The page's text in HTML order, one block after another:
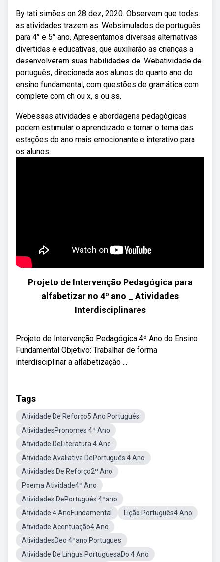
By tati simões on 28 dez, 2020. Observem que todas
as atividades trazem as. Websimulados de português
para 4° e 5° ano. Apresentamos diversas alternativas
divertidas e educativas, que auxiliarão as crianças a
desenvolverem suas habilidades de. Webatividade de
português, direcionada aos alunos do quarto ano do
ensino fundamental, com questões de gramática com
complete com ch ou x, s ou ss.
Webessas atividades e abordagens pedagógicas
podem estimular o aprendizado e tornar o tema das
estações do ano mais emocionante e interativo para
os alunos.
Projeto de Intervenção Pedagógica para
alfabetizar no 4º ano _ Atividades
Interdisciplinares
Projeto de Intervenção Pedagógica 4º Ano do Ensino
Fundamental Objetivo: Trabalhar de forma
interdisciplinar a alfabetização ...
Tags
Atividade De Reforço5 Ano Português
AtividadesPronomes 4º Ano
Atividade DeLiteratura 4 Ano
Atividade Avaliativa DePortuguês 4 Ano
Atividades De Reforço2º Ano
Poema Atividade4º Ano
Atividades DePortuguês 4ºano
Atividade 4 AnoFundamental
Lição Português4 Ano
Atividade Acentuação4 Ano
AtividadesDeo 4ºano Portugues
Atividade De Língua PortuguesaDo 4 Ano